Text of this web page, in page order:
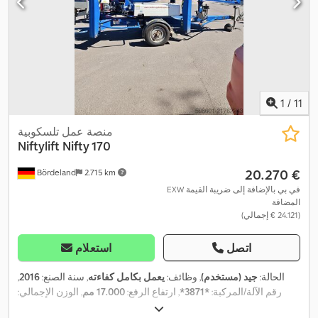
نظام الفرامل المانعة للانغلاق (ABS), وصلات المقطورة,
1 / 11
Bördeland 2.715 km
منصة عمل تلسكوبية
Niftylift Nifty 170
‏20.270 €
EXW في بي بالإضافة إلى ضريبة القيمة
المضافة
(‏24.121 € إجمالي)
استعلام اتصل
الحالة:جيد (مستخدم), وظائف:يعمل بكامل كفاءته, سنة الصنع:2016
,
رقم الآلة/المركبة:*3871* , ارتفاع الرفع:17.000 مم
, الوزن الإجمالي:
, طول النقل: